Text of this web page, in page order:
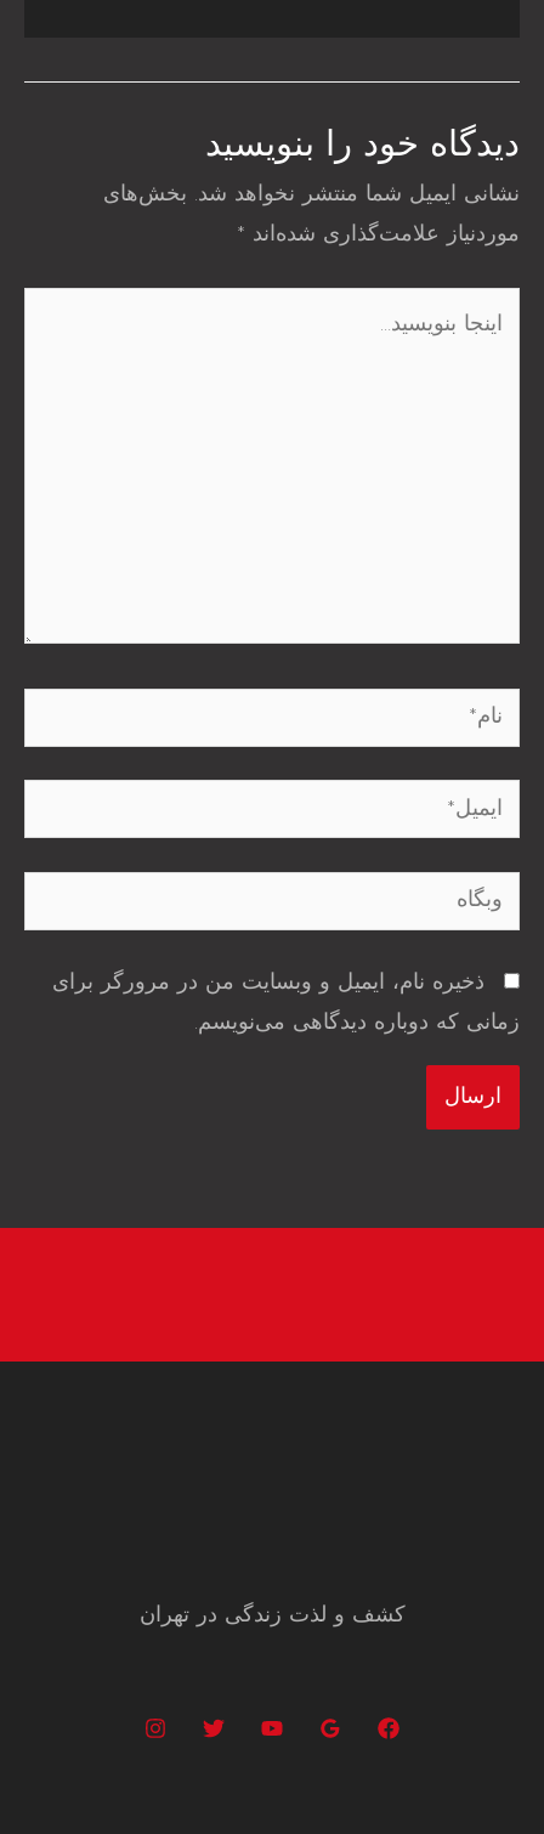
دیدگاه‌ خود را بنویسید
نشانی ایمیل شما منتشر نخواهد شد. بخش‌های
موردنیاز علامت‌گذاری شده‌اند *
نام*
ایمیل*
وبگاه
ذخیره نام، ایمیل و وبسایت من در مرورگر برای
زمانی که دوباره دیدگاهی می‌نویسم.
کشف و لذت زندگی در تهران